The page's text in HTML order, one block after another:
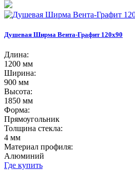
Душевая Ширма Вента-Графит 120х90
Длина:
1200 мм
Ширина:
900 мм
Высота:
1850 мм
Форма:
Прямоугольник
Толщина стекла:
4 мм
Материал профиля:
Алюминий
Где купить